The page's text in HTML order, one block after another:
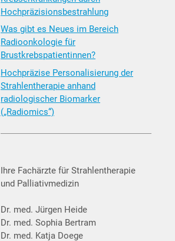
Hochpräzisionsbestrahlung
Was gibt es Neues im Bereich
Radioonkologie für
Brustkrebspatientinnen?
Hochpräzise Personalisierung der
Strahlentherapie anhand
radiologischer Biomarker
(„Radiomics“)
Ihre Fachärzte für Strahlentherapie
und Palliativmedizin
Dr. med. Jürgen Heide
Dr. med. Sophia Bertram
Dr. med. Katja Doege